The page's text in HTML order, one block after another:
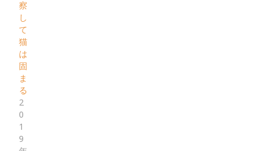
察
し
て
猫
は
固
ま
る
2
0
1
9